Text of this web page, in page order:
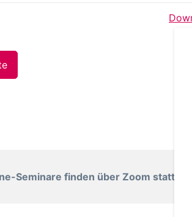
Seminare finden über Zoom statt.